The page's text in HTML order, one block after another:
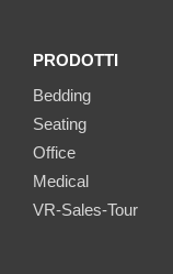
PRODOTTI
Bedding
Seating
Office
Medical
VR-Sales-Tour